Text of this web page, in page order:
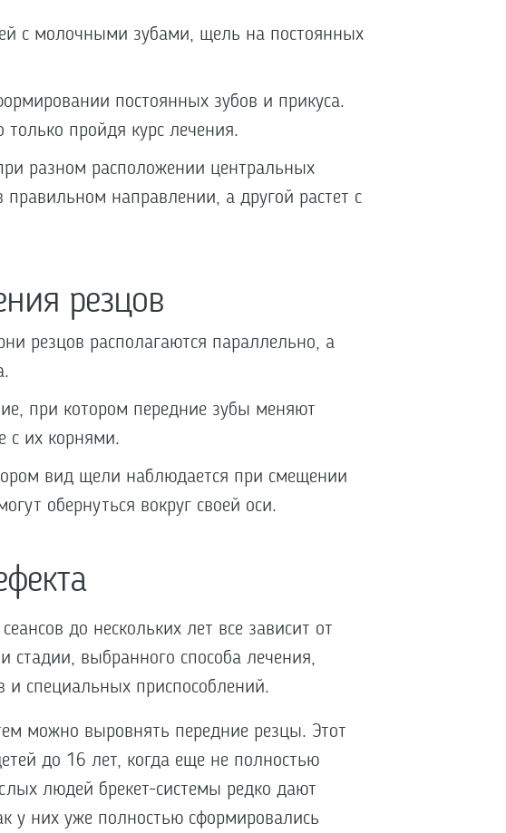
с молочными зубами, щель на постоянных
постоянных зубов и прикуса.
пройдя курс лечения.
разном расположении центральных
правильном направлении, а другой растет с
резцов
резцов располагаются параллельно, а
при котором передние зубы меняют
с их корнями.
вид щели наблюдается при смещении
обернуться вокруг своей оси.
до нескольких лет все зависит от
стадии, выбранного способа лечения,
и специальных приспособлений.
можно выровнять передние резцы. Этот
до 16 лет, когда еще не полностью
людей брекет-системы редко дают
у них уже полностью сформировались